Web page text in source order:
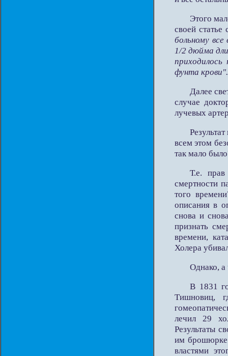
Этого
своей
больному
1/2 дюйма
фунта крови".
Далее
случае
лучевых
всем этом
так мало
Т.е.
смертности
того
описания в
снова и
признать
времени,
Холера
Однако, а
В 1831
Тишновиц,
лечил 29
Результаты
им
властями